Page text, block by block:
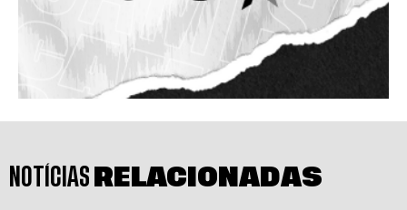
NOTÍCIAS RELACIONADAS